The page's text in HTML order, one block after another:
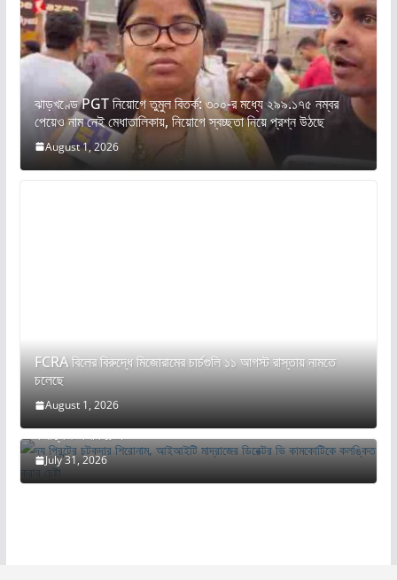
ঝাড়খণ্ডে PGT নিয়োগে তুমুল বিতর্ক: ৩০০-র মধ্যে ২৯৯.১৭৫ নম্বর
পেয়েও নাম নেই মেধাতালিকায়, নিয়োগে স্বচ্ছতা নিয়ে প্রশ্ন উঠছে
August 1, 2026
FCRA বিলের বিরুদ্ধে মিজোরামের চার্চগুলি ১১ আগস্ট রাস্তায় নামতে
চলেছে
August 1, 2026
দ্য প্রিন্টের চটকদার শিরোনাম, আইআইটি মাদ্রাজের ডিরেক্টর ভি কামকোটিকে
কলঙ্কিত করার চেষ্টা
July 31, 2026